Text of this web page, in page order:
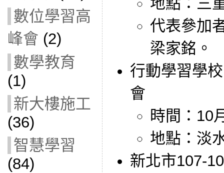
數位學習高
峰會 (2)
數學教育
(1)
新大樓施工
(36)
智慧學習
(84)
代表參加
梁家銘。
行動學習學
會
時間：10
地點：淡
新北市107-